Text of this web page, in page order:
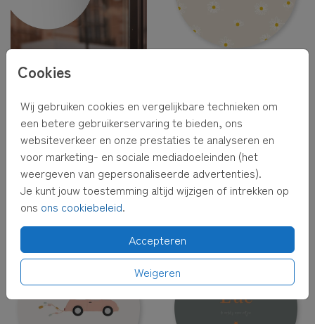
Cookies
Wij gebruiken cookies en vergelijkbare technieken om
een betere gebruikerservaring te bieden, ons
websiteverkeer en onze prestaties te analyseren en
voor marketing- en sociale mediadoeleinden (het
weergeven van gepersonaliseerde advertenties).
Je kunt jouw toestemming altijd wijzigen of intrekken op
ons ons cookiebeleid.
Accepteren
Weigeren
RAAMSTICKER 60 CM